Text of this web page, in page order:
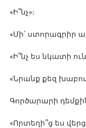
«Ի՞նչ»։
«Մի՛ ստորագրիր
«Ի՞նչ ես նկատի
«Նրանք քեզ
Գործարարի
«Որտեղի՞ց ես